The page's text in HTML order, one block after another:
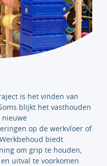
is het vinden van
blijkt het vasthouden
nieuwe
op de werkvloer of
biedt
om grip te houden,
uitval te voorkomen.